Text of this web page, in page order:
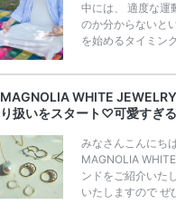
中には、 適度な運
のか分からないと
を始めるタイミン
や始め方について
妊婦（マタニティ
運動が必要」と 子
のは 正し […] 続き
MAGNOLIA WHITE
り扱いをスタート♡可愛すぎ
みなさんこんにち
MAGNOLIA
ンドをご紹介いた
いたしますので ぜ